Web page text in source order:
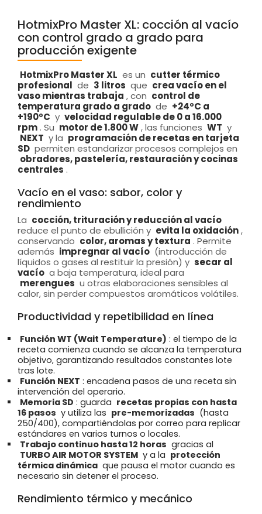
HotmixPro Master XL: cocción al vacío
con control grado a grado para
producción exigente
HotmixPro Master XL es un cutter térmico
profesional de 3 litros que crea vacío en el
vaso mientras trabaja , con control de
temperatura grado a grado de +24ºC a
+190ºC y velocidad regulable de 0 a 16.000
rpm . Su motor de 1.800 W, las funciones WT y
NEXT y la programación de recetas en tarjeta
SD permiten estandarizar procesos complejos en
obradores, pastelería, restauración y cocinas
centrales .
Vacío en el vaso: sabor, color y
rendimiento
La cocción, trituración y reducción al vacío
reduce el punto de ebullición y evita la oxidación,
conservando color, aromas y textura . Permite
además impregnar al vacío (introducción de
líquidos o gases al restituir la presión) y secar al
vacío a baja temperatura, ideal para
merengues u otras elaboraciones sensibles al
calor, sin perder compuestos aromáticos volátiles.
Productividad y repetibilidad en línea
Función WT (Wait Temperature) : el tiempo de la
receta comienza cuando se alcanza la temperatura
objetivo, garantizando resultados constantes lote
tras lote.
Función NEXT : encadena pasos de una receta sin
intervención del operario.
Memoria SD : guarda recetas propias con hasta
16 pasos y utiliza las pre-memorizadas (hasta
250/400), compartiéndolas por correo para replicar
estándares en varios turnos o locales.
Trabajo continuo hasta 12 horas gracias al
TURBO AIR MOTOR SYSTEM y a la protección
térmica dinámica que pausa el motor cuando es
necesario sin detener el proceso.
Rendimiento térmico y mecánico